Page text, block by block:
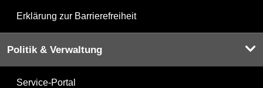
Erklärung zur Barrierefreiheit
Politik & Verwaltung
Service-Portal